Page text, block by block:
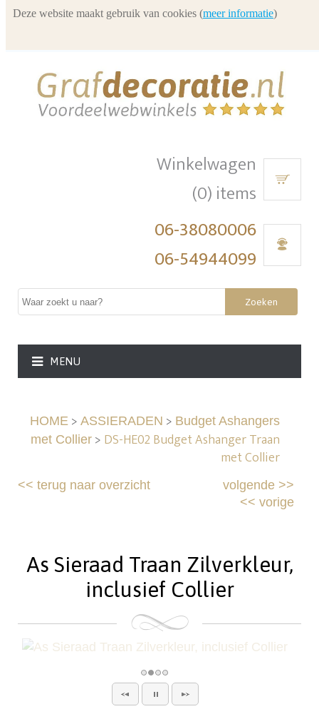
Winkelwagen
(0) items
06-38080006
06-54944099
Zoeken
MENU
HOME> ASSIERADEN > Budget Ashangers
met Collier> DS-HE02 Budget Ashanger Traan
met Collier
<<terug naar overzicht volgende>>
<< vorige
As Sieraad Traan Zilverkleur,
inclusief Collier
Deze website maakt gebruik van cookies (meer informatie)